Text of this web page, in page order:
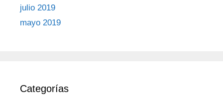
julio 2019
mayo 2019
Categorías